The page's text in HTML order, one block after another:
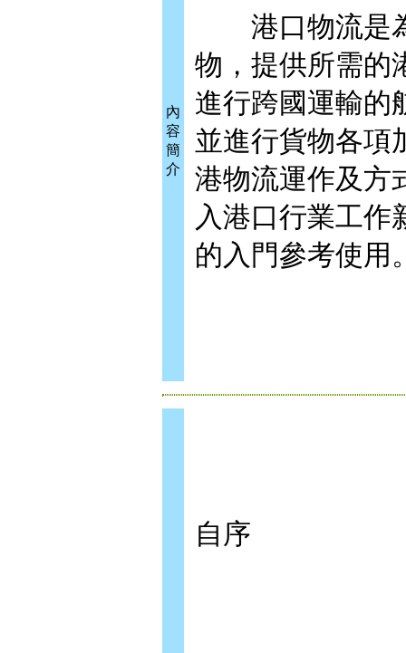
內
容
簡
介
港口物流是為
物，提供所需的
進行跨國運輸的
並進行貨物各項
港物流運作及方
入港口行業工作
的入門參考使用
自序